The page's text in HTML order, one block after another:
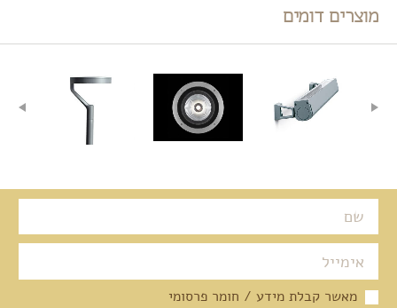
מוצרים דומים
מאשר קבלת מידע / חומר פרסומי